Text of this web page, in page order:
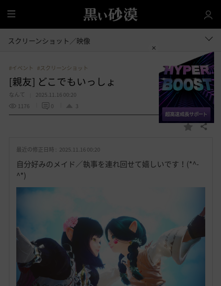
全
体
スクリーンショット／映像
#イベント #スクリーンショット
[親友] どこでもいっしょ
なんて
2025.11.16 00:20
1176
0 3
お
入
共有する
最近の修正日時 : 2025.11.16 00:20
自分好みのメイド／執事を連れ回せて嬉しいです！(*^-
^*)